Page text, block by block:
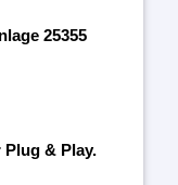
25355
Plug & Play.